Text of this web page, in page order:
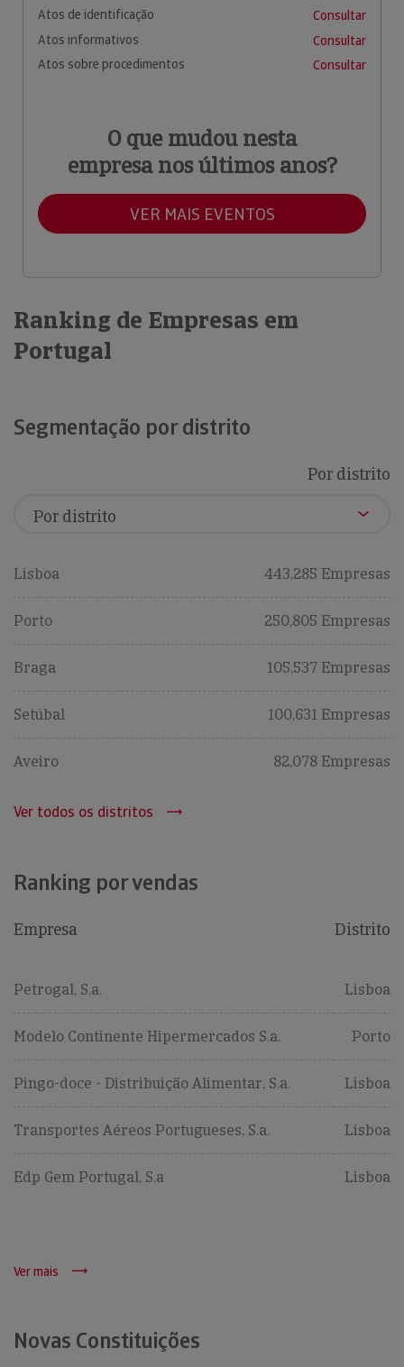
Atos de identificação
Consultar
Atos informativos
Consultar
Atos sobre procedimentos
Consultar
O que mudou nesta
empresa nos últimos anos?
VER MAIS EVENTOS
Ranking de Empresas em
Portugal
Segmentação por distrito
Por distrito
Lisboa 443,285 Empresas
Porto 250,805 Empresas
Braga 105,537 Empresas
Setúbal 100,631 Empresas
Aveiro 82,078 Empresas
Ver todos os distritos
Ranking por vendas
Empresa Distrito
Petrogal, S.a. Lisboa
Modelo Continente Hipermercados S.a. Porto
Pingo-doce - Distribuição Alimentar, S.a. Lisboa
Transportes Aéreos Portugueses, S.a. Lisboa
Edp Gem Portugal, S.a Lisboa
Ver mais
Novas Constituições